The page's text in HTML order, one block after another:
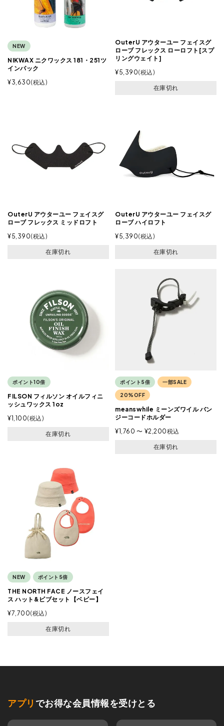
NEW
NIKWAX ニクワックス 181・251ツ
インパック
¥3,630 税込
OuterU アウターユー フェイスグ
ローブ フレックス ローロフト[スプ
リングウェイト]
¥5,390 税込
在庫切れ
OuterU アウターユー フェイスグ
ローブ フレックス ミッドロフト
¥5,390 税込
在庫切れ
OuterU アウターユー フェイスグ
ローブ ハイロフト
¥5,390 税込
在庫切れ
ポイント10倍
FILSON フィルソン オイルフィニ
ッシュワックス 1oz
¥1,100 税込
在庫切れ
ポイント5倍 一部SALE
20%OFF
meanswhile ミーンズワイル バン
ジーコードホルダー
¥1,760 〜 ¥2,200税込
在庫切れ
NEW ポイント5倍
THE NORTH FACE ノースフェイ
ス ハット&ビブセット【ベビー】
¥7,700 税込
在庫切れ
アプリ でお得な会員情報を受けとる